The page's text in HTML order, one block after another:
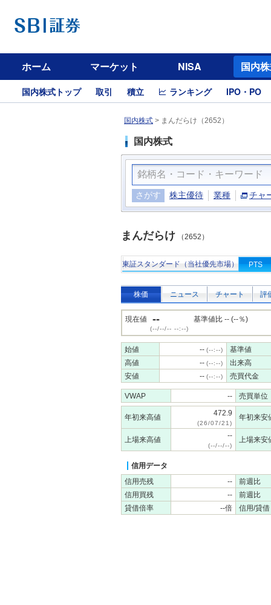
ホーム マーケット NISA 国内
国内株式トップ 取引 積立 ランキング IPO・PO
国内株式 > まんだらけ（2652）
国内株式
さがす 株主優待 業種 チャ
まんだらけ （2652）
東証スタンダード（当社優先市場） PTS
株価 ニュース チャート 評
現在値 --
(--/--/-- --:--)
基準値比 -- (--％)
始値 -- (--:--)
基準値
高値
-- (--:--)
出来高
安値
-- (--:--) 売買代金
VWAP -- 売買単位
年初来高値 472.9
(26/07/21)
年初来安
上場来高値 --
(--/--/--)
上場来安
信用データ
信用売残
--
前週比
信用買残
--
前週比
貸借倍率
--倍 信用/貸借